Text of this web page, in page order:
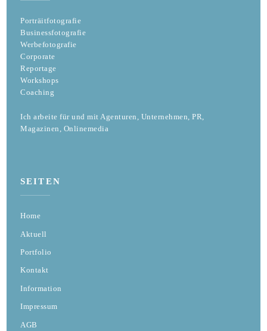
Porträitfotografie
Businessfotografie
Werbefotografie
Corporate
Reportage
Workshops
Coaching
Ich arbeite für und mit Agenturen, Unternehmen, PR,
Magazinen, Onlinemedia
SEITEN
Home
Aktuell
Portfolio
Kontakt
Information
Impressum
AGB